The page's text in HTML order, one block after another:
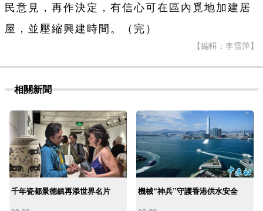
民意見，再作決定，有信心可在區內覓地加建居
屋，並壓縮興建時間。（完）
【編輯：李雪萍】
相關新聞
千年瓷都景德鎮再添世界名片
機械“神兵”守護香港供水安全